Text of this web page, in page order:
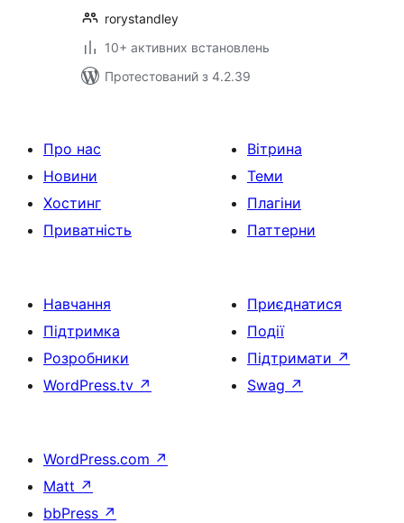
rorystandley
10+ активних встановлень
Протестований з 4.2.39
Про нас
Новини
Хостинг
Приватність
Вітрина
Теми
Плагіни
Паттерни
Навчання
Підтримка
Розробники
WordPress.tv ↗
Приєднатися
Події
Підтримати ↗
Swag ↗
WordPress.com ↗
Matt ↗
bbPress ↗